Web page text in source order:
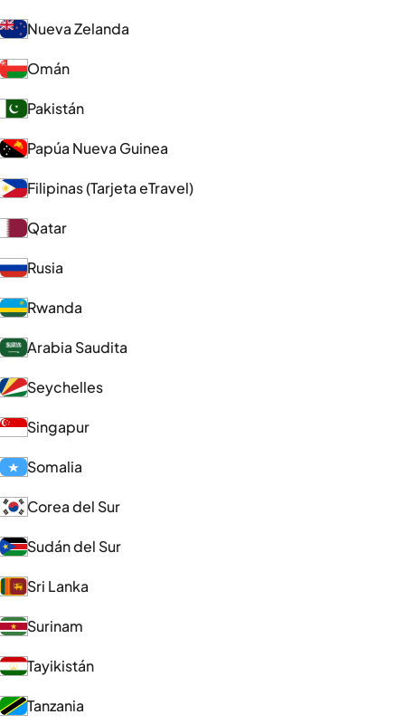
Nueva Zelanda
Omán
Pakistán
Papúa Nueva Guinea
Filipinas (Tarjeta eTravel)
Qatar
Rusia
Rwanda
Arabia Saudita
Seychelles
Singapur
Somalia
Corea del Sur
Sudán del Sur
Sri Lanka
Surinam
Tayikistán
Tanzania